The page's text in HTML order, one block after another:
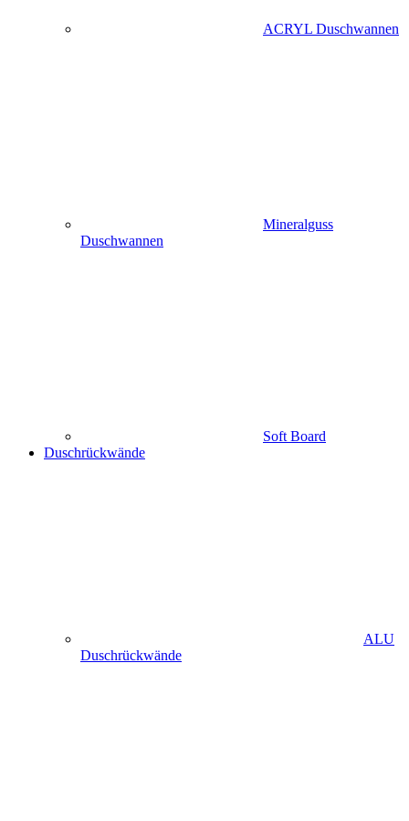
ACRYL Duschwannen
Mineralguss
Duschwannen
Soft Board
Duschrückwände
ALU
Duschrückwände